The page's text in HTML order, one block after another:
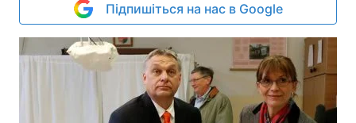
Підпишіться на нас в Google